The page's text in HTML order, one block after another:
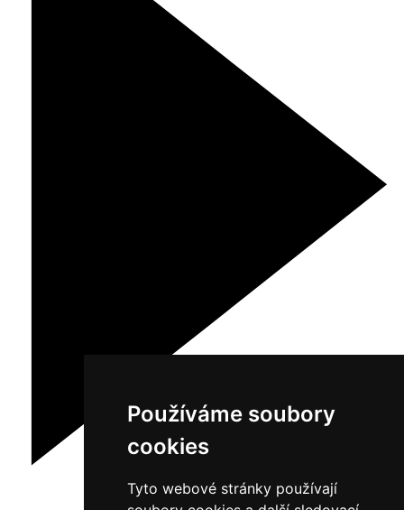
Používáme soubory
cookies
Tyto webové stránky používají